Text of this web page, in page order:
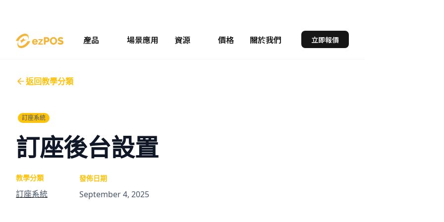
產品 場景應用 資源 價格 關於我們 立即報價
返回教學分類
訂座系統
訂座後台設置
教學分類
訂座系統
發佈日期
September 4, 2025